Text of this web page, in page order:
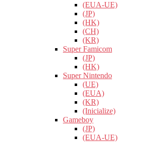
(EUA-UE)
(JP)
(HK)
(CH)
(KR)
Super Famicom
(JP)
(HK)
Super Nintendo
(UE)
(EUA)
(KR)
(Inicialize)
Gameboy
(JP)
(EUA-UE)